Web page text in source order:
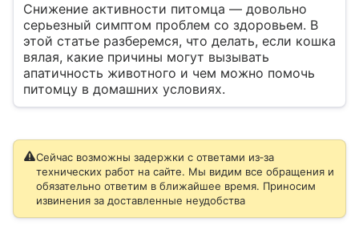
Снижение активности питомца — довольно
серьезный симптом проблем со здоровьем. В
этой статье разберемся, что делать, если кошка
вялая, какие причины могут вызывать
апатичность животного и чем можно помочь
питомцу в домашних условиях.
Сейчас возможны задержки с ответами из‑за
технических работ на сайте. Мы видим все обращения и
обязательно ответим в ближайшее время. Приносим
извинения за доставленные неудобства